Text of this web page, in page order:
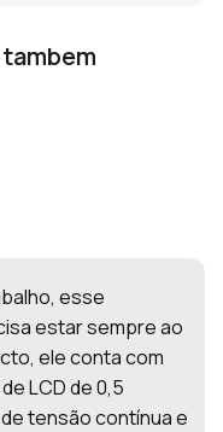
esse
estar sempre ao
ele conta com
LCD de 0,5
tensão contínua e